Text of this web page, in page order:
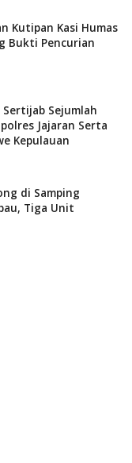
Kutipan Kasi Humas
Bukti Pencurian
Sejumlah
Jajaran Serta
Kepulauan
di Samping
Tiga Unit